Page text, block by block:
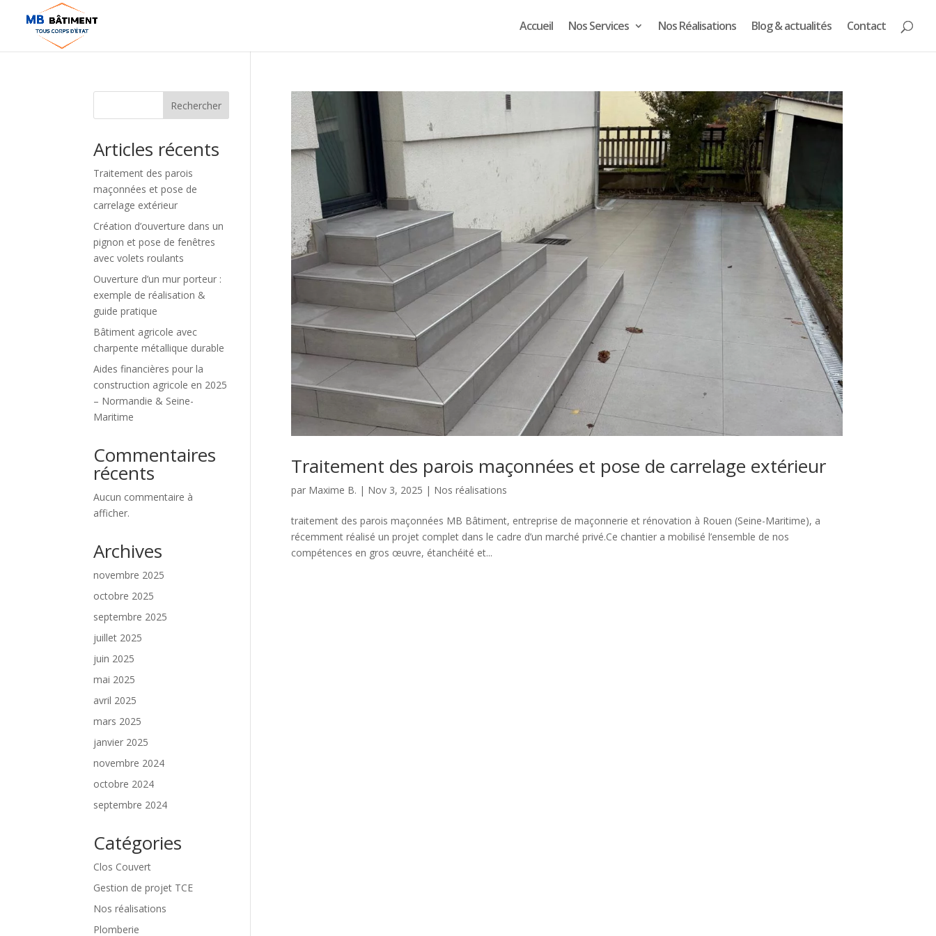
Accueil Nos Services Nos Réalisations Blog & actualités Contact
Traitement des parois maçonnées et pose de carrelage extérieur
par Maxime B. | Nov 3, 2025 | Nos réalisations
traitement des parois maçonnées MB Bâtiment, entreprise de maçonnerie et rénovation à Rouen (Seine-Maritime), a
récemment réalisé un projet complet dans le cadre d’un marché privé.Ce chantier a mobilisé l’ensemble de nos
compétences en gros œuvre, étanchéité et...
Rechercher
Articles récents
Traitement des parois
maçonnées et pose de
carrelage extérieur
Création d’ouverture dans un
pignon et pose de fenêtres
avec volets roulants
Ouverture d’un mur porteur :
exemple de réalisation &
guide pratique
Bâtiment agricole avec
charpente métallique durable
Aides financières pour la
construction agricole en 2025
– Normandie & Seine-
Maritime
Commentaires
récents
Aucun commentaire à
afficher.
Archives
novembre 2025
octobre 2025
septembre 2025
juillet 2025
juin 2025
mai 2025
avril 2025
mars 2025
janvier 2025
novembre 2024
octobre 2024
septembre 2024
Catégories
Clos Couvert
Gestion de projet TCE
Nos réalisations
Plomberie